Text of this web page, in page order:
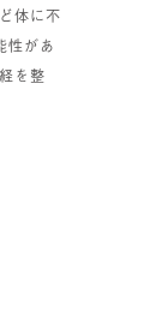
体に不
性があ
を整